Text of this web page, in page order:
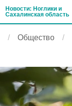
Новости: Ноглики и
Сахалинская область
Общество